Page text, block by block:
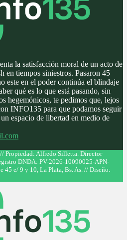
la satisfacción moral de un acto de
en tiempos siniestros. Pasaron 45
este en el poder continúa el blindaje
qué es lo que está pasando, sin
hegemónicos, te pedimos que, lejos
INFO135 para que podamos seguir
espacio de libertad en medio de
Propiedad: Alfredo Silletta. Director
DNDA: PV-2026-10090025-APN-
e/ 9 y 10, La Plata, Bs. As. // Diseño: